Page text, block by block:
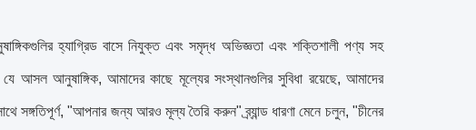
হ্যাগ্রিড বাসে নিযুক্ত এবং সমৃদ্ধ অভিজ্ঞতা এবং শক্তিশালী পণ্য সহ
আসল আনুষাঙ্গিক, আমাদের কাছে মূল্যের সংস্থানগুলির সুবিধা রয়েছে, আমাদের
সঙ্গতিপূর্ণ, "আপনার জন্য আরও মূল্য তৈরি করুন" ব্র্যান্ড ধারণা মেনে চলুন, "চীনের